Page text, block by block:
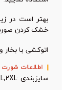
بهتر است در
خشک کردن
اتوکشی با بخار
اطلاعات شورت